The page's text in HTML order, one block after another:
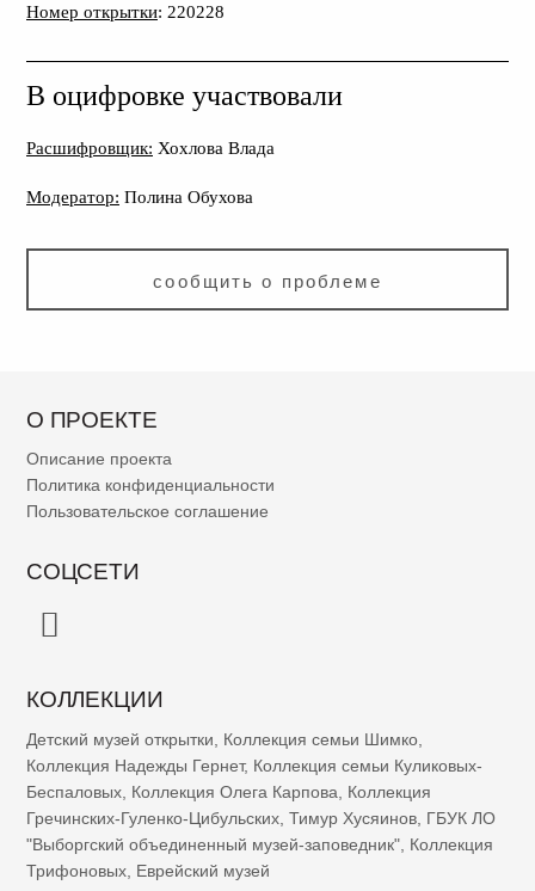
Номер открытки: 220228
В оцифровке участвовали
Расшифровщик: Хохлова Влада
Модератор: Полина Обухова
сообщить о проблеме
О ПРОЕКТЕ
Описание проекта
Политика конфиденциальности
Пользовательское соглашение
СОЦСЕТИ
КОЛЛЕКЦИИ
Детский музей открытки Коллекция семьи Шимко
Коллекция Надежды Гернет, Коллекция семьи Куликовых-
Беспаловых Коллекция Олега Карпова
Коллекция
Гречинских-Гуленко-Цибульских Тимур Хусяинов ГБУК ЛО
"Выборгский объединенный музей-заповедник" Коллекция
Трифоновых Еврейский музей